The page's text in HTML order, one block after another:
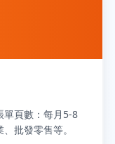
單頁數：每月5-8
批發零售等。